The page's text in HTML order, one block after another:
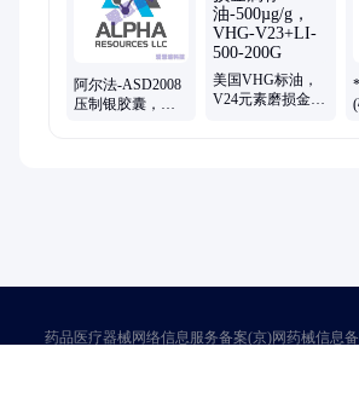
阿尔法-ASD2008
压制银胶囊，平
美国VHG标油，
V24元素磨损金属
药品医疗器械网络信息服务备案(京)网药械信息